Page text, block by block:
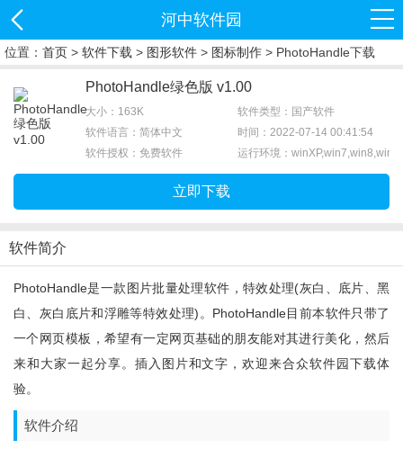
河中软件园
位置： 首页 > 软件下载 > 图形软件 > 图标制作 > PhotoHandle下载
PhotoHandle绿色版 v1.00
大小：163K
软件类型：国产软件
软件语言：简体中文
时间：2022-07-14 00:41:54
软件授权：免费软件
运行环境：
立即下载
软件简介
PhotoHandle是一款图片批量处理软件，特效处理(灰白、底片、黑
白、灰白底片和浮雕等特效处理)。PhotoHandle目前本软件只带了
一个网页模板，希望有一定网页基础的朋友能对其进行美化，然后
来和大家一起分享。插入图片和文字，欢迎来合众软件园下载体
验。
软件介绍